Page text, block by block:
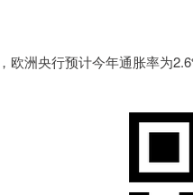
洲央行预计今年通胀率为